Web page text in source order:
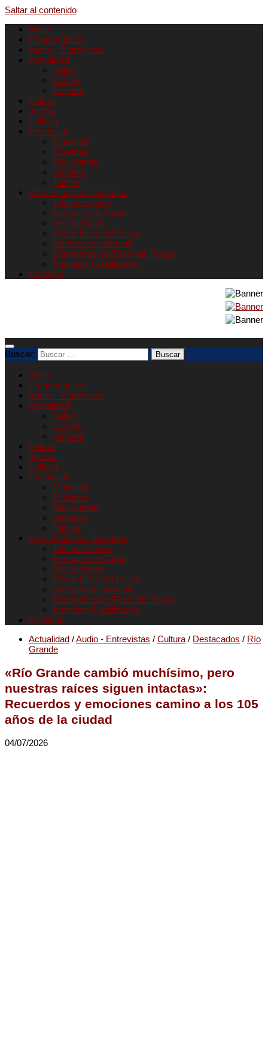
Saltar al contenido
Inicio
Programación
Audio – Entrevistas
Actualidad
Salud
Cultura
Deporte
Policial
Judicial
Política
Provincial
Municipal
Malvinas
Río Grande
Ushuaia
Tolhuin
Informacion al Ciudadano
Teléfonos útiles
Farmacia de Turno
Necrológicas
Clima Tierra del Fuego
Horóscopo semanal
Efemerides de Tierra del Fuego
Anuncios Clasificados
Contacto
Buscar:
Inicio
Programación
Audio – Entrevistas
Actualidad
Salud
Cultura
Deporte
Policial
Judicial
Política
Provincial
Municipal
Malvinas
Río Grande
Ushuaia
Tolhuin
Informacion al Ciudadano
Teléfonos útiles
Farmacia de Turno
Necrológicas
Clima Tierra del Fuego
Horóscopo semanal
Efemerides de Tierra del Fuego
Anuncios Clasificados
Contacto
Actualidad /Audio - Entrevistas / Cultura / Destacados / Río
Grande
«Río Grande cambió muchísimo, pero
nuestras raíces siguen intactas»:
Recuerdos y emociones camino a los 105
años de la ciudad
04/07/2026